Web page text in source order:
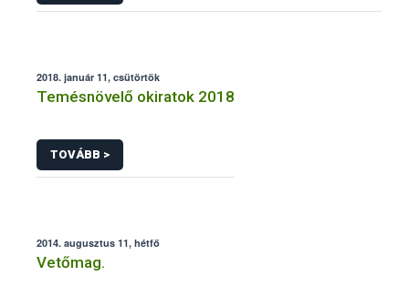
2018. január 11, csütörtök
Temésnövelő okiratok 2018
TOVÁBB >
2014. augusztus 11, hétfő
Vetőmag.